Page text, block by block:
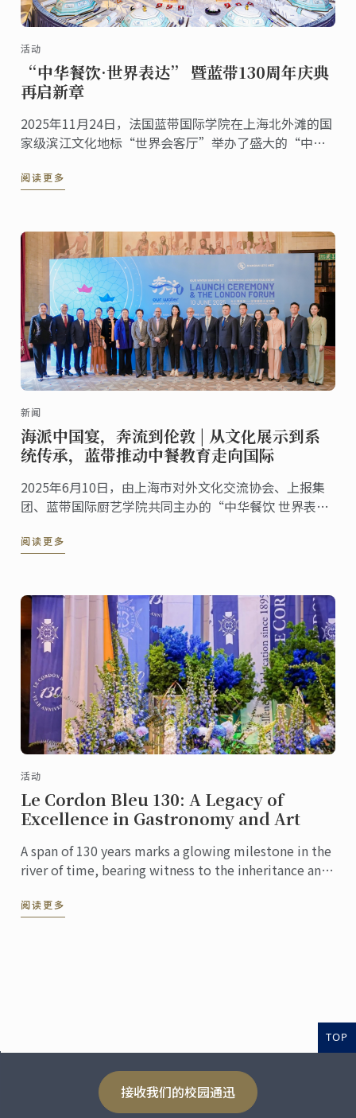
活动
“中华餐饮·世界表达” 暨蓝带130周年庆典
再启新章
2025年11月24日，法国蓝带国际学院在上海北外滩的国
家级滨江文化地标“世界会客厅”举办了盛大的“中华
家的驻沪总领事、国际友人，以及来自艺术、文化等各
阅读更多
新闻
海派中国宴，奔流到伦敦 | 从文化展示到系
统传承，蓝带推动中餐教育走向国际
2025年6月10日，由上海市对外文化交流协会、上报集
团、蓝带国际厨艺学院共同主办的“中华餐饮 世界表达
蓝带伦敦概念餐厅The CORD by Le Cordon ...
阅读更多
活动
Le Cordon Bleu 130: A Legacy of
Excellence in Gastronomy and Art
A span of 130 years marks a glowing milestone in the
river of time, bearing witness to the inheritance and
阅读更多
TOP
接收我们的校园通迅